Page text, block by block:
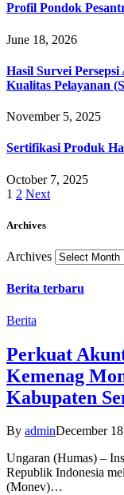
Profil Pondok
June 18, 2026
Hasil Survei
Kualitas Pelayanan
November 5, 2025
Sertifikasi Produk
October 7, 2025
1 2 Next
Archives
Archives
Berita terbaru
Berita
Perkuat
Kemenag
Kabupaten
By adminDecember
Ungaran (Humas) –
Republik Indonesia
(Monev)…